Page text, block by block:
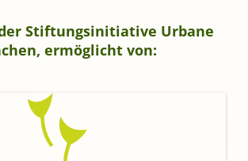
Stiftungsinitiative Urbane
ermöglicht von: